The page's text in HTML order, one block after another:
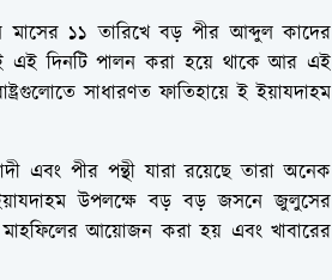
মাসের ১১ তারিখে বড় পীর আব্দুল কাদের
এই দিনটি পালন করা হয়ে থাকে আর এই
সাধারণত ফাতিহায়ে ই ইয়াযদাহম
এবং পীর পন্থী যারা রয়েছে তারা অনেক
উপলক্ষে বড় বড় জসনে জুলুসের
আয়োজন করা হয় এবং খাবারের